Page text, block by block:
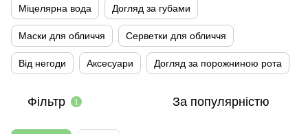
Міцелярна вода Догляд за губами
Маски для обличчя Серветки для обличчя
Від негоди Аксесуари Догляд за порожниною рота
Фільтр 1 За популярністю